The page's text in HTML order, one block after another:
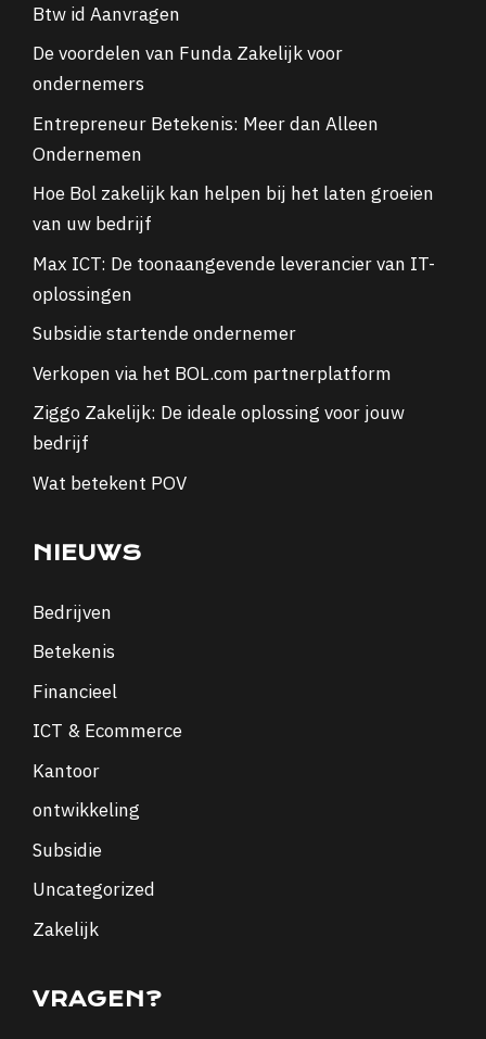
Btw id Aanvragen
De voordelen van Funda Zakelijk voor
ondernemers
Entrepreneur Betekenis: Meer dan Alleen
Ondernemen
Hoe Bol zakelijk kan helpen bij het laten groeien
van uw bedrijf
Max ICT: De toonaangevende leverancier van IT-
oplossingen
Subsidie startende ondernemer
Verkopen via het BOL.com partnerplatform
Ziggo Zakelijk: De ideale oplossing voor jouw
bedrijf
Wat betekent POV
NIEUWS
Bedrijven
Betekenis
Financieel
ICT & Ecommerce
Kantoor
ontwikkeling
Subsidie
Uncategorized
Zakelijk
VRAGEN?